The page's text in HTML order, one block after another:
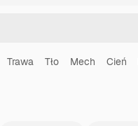
Trawa Tło Mech Cień